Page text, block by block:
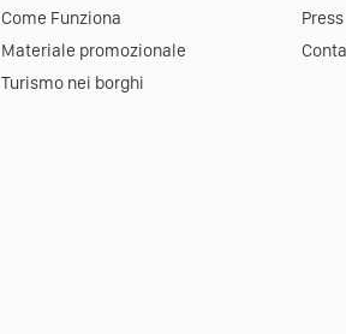
Come Funziona
Materiale promozionale
Turismo nei borghi
Press